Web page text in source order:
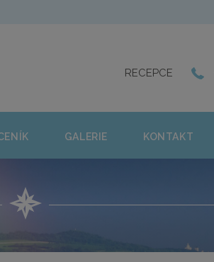
RECEPCE
GALERIE KONTAKT